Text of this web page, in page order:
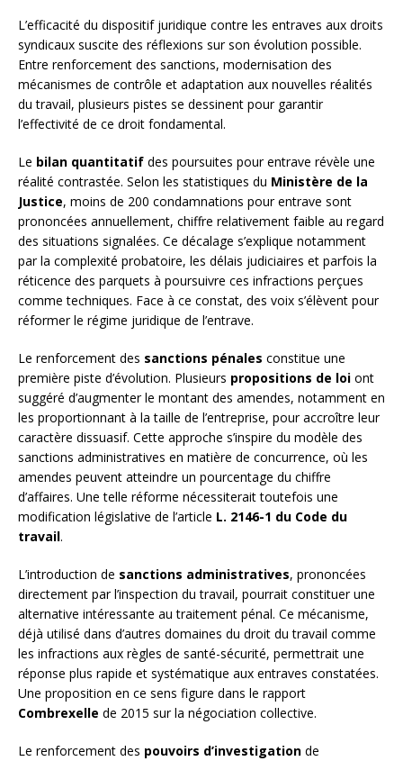
L’efficacité du dispositif juridique contre les entraves aux droits
syndicaux suscite des réflexions sur son évolution possible.
Entre renforcement des sanctions, modernisation des
mécanismes de contrôle et adaptation aux nouvelles réalités
du travail, plusieurs pistes se dessinent pour garantir
l’effectivité de ce droit fondamental.
Le bilan quantitatif des poursuites pour entrave révèle une
réalité contrastée. Selon les statistiques du Ministère de la
Justice, moins de 200 condamnations pour entrave sont
prononcées annuellement, chiffre relativement faible au regard
des situations signalées. Ce décalage s’explique notamment
par la complexité probatoire, les délais judiciaires et parfois la
réticence des parquets à poursuivre ces infractions perçues
comme techniques. Face à ce constat, des voix s’élèvent pour
réformer le régime juridique de l’entrave.
Le renforcement des sanctions pénales constitue une
première piste d’évolution. Plusieurs propositions de loi ont
suggéré d’augmenter le montant des amendes, notamment en
les proportionnant à la taille de l’entreprise, pour accroître leur
caractère dissuasif. Cette approche s’inspire du modèle des
sanctions administratives en matière de concurrence, où les
amendes peuvent atteindre un pourcentage du chiffre
d’affaires. Une telle réforme nécessiterait toutefois une
modification législative de l’article L. 2146-1 du Code du
travail.
L’introduction de sanctions administratives, prononcées
directement par l’inspection du travail, pourrait constituer une
alternative intéressante au traitement pénal. Ce mécanisme,
déjà utilisé dans d’autres domaines du droit du travail comme
les infractions aux règles de santé-sécurité, permettrait une
réponse plus rapide et systématique aux entraves constatées.
Une proposition en ce sens figure dans le rapport
Combrexelle de 2015 sur la négociation collective.
Le renforcement des pouvoirs d’investigation de